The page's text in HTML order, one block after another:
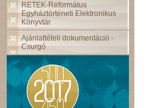
RETEK-Református
Egyháztörténeti Elektronikus
Könyvtár
Ajánlattételi dokumentáció -
Csurgó